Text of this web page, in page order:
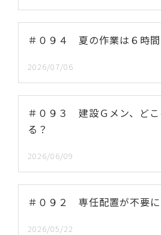
＃０９４ 夏の作業は６時間
2026/07/06
＃０９３ 建設Ｇメン、ど
る？
2026/06/09
＃０９２ 専任配置が不要に
2026/05/22